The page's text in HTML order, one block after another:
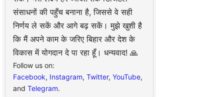
संसाधनों की पहुँच बनाना है, जिससे वे सही
निर्णय ले सकें और आगे बढ़ सकें। मुझे खुशी है
कि मैं अपने काम के जरिए बिहार और देश के
विकास में योगदान दे पा रहा हूँ। धन्यवाद! 🙏
Follow us on:
Facebook, Instagram, Twitter, YouTube,
and Telegram.